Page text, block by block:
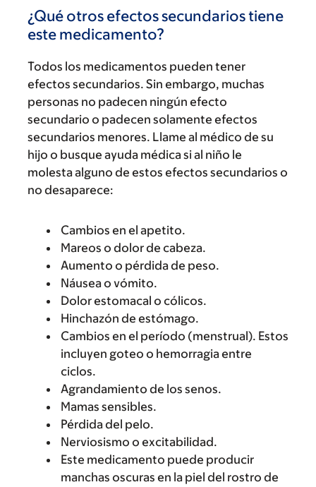
¿Qué otros efectos secundarios tiene
este medicamento?
Todos los medicamentos pueden tener
efectos secundarios. Sin embargo, muchas
personas no padecen ningún efecto
secundario o padecen solamente efectos
secundarios menores. Llame al médico de su
hijo o busque ayuda médica si al niño le
molesta alguno de estos efectos secundarios o
no desaparece:
Cambios en el apetito.
Mareos o dolor de cabeza.
Aumento o pérdida de peso.
Náusea o vómito.
Dolor estomacal o cólicos.
Hinchazón de estómago.
Cambios en el período (menstrual). Estos
incluyen goteo o hemorragia entre
ciclos.
Agrandamiento de los senos.
Mamas sensibles.
Pérdida del pelo.
Nerviosismo o excitabilidad.
Este medicamento puede producir
manchas oscuras en la piel del rostro de